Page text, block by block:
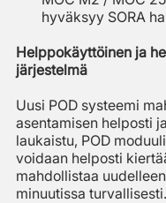
hyväksyy SORA
Helppokäyttöinen ja
järjestelmä
Uusi POD systeemi
asentamisen helposti
laukaistu, POD
voidaan helposti
mahdollistaa
minuutissa turvallisesti.